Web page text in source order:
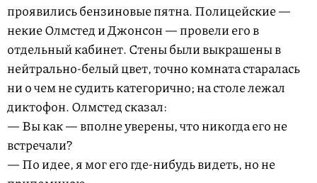
проявились бензиновые пятна. Полицейские —
некие Олмстед и Джонсон — провели его в
отдельный кабинет. Стены были выкрашены в
нейтрально-белый цвет, точно комната старалась
ни о чем не судить категорично; на столе лежал
диктофон. Олмстед сказал:
— Вы как — вполне уверены, что никогда его не
встречали?
— По идее, я мог его где-нибудь видеть, но не